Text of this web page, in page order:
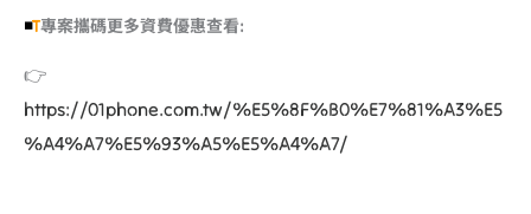
◾️T專案攜碼更多資費優惠查看:
👉
https://01phone.com.tw/%E5%8F%B0%E7%81%A3%E5
%A4%A7%E5%93%A5%E5%A4%A7/